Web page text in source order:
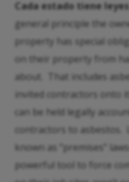
Cada estado tiene
general principle the
property has special
on their property from
about. That includes
invited contractors onto
can be held legally
contractors to asbestos.
known as “premises”
powerful tool to force